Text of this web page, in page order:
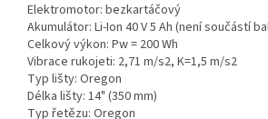
Elektromotor: bezkartáčový
Akumulátor: Li-Ion 40 V 5 Ah (není součástí
Celkový výkon: Pw = 200 Wh
Vibrace rukojeti: 2,71 m/s2, K=1,5 m/s2
Typ lišty: Oregon
Délka lišty: 14" (350 mm)
Typ řetězu: Oregon